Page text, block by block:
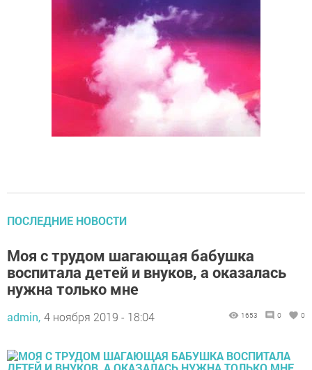
ПОСЛЕДНИЕ НОВОСТИ
Моя с трудом шагающая бабушка
воспитала детей и внуков, а оказалась
нужна только мне
admin, 4 ноября 2019 - 18:04 1653 0 0